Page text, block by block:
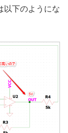
以下のようにな